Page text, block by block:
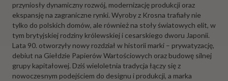
przyniosły dynamiczny rozwój, modernizację produkcji oraz
ekspansję na zagraniczne rynki. Wyroby z Krosna trafiały nie
tylko do polskich domów, ale również na stoły światowych elit, w
tym brytyjskiej rodziny królewskiej i cesarskiego dworu Japonii.
Lata 90. otworzyły nowy rozdział w historii marki – prywatyzację,
debiut na Giełdzie Papierów Wartościowych oraz budowę silnej
grupy kapitałowej. Dziś wieloletnia tradycja łączy się z
nowoczesnym podejściem do designu i produkcji, a marka